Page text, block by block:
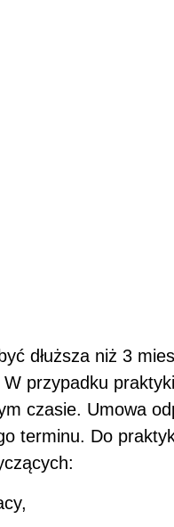
dłuższa niż 3
przypadku
czasie. Umowa
terminu. Do